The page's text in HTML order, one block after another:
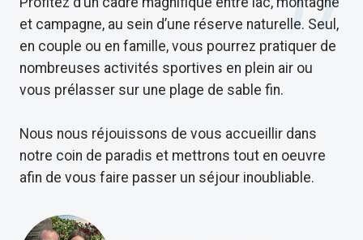
et campagne, au sein d’une réserve naturelle. Seul,
en couple ou en famille, vous pourrez pratiquer de
nombreuses activités sportives en plein air ou
vous prélasser sur une plage de sable fin.
Nous nous réjouissons de vous accueillir dans
notre coin de paradis et mettrons tout en oeuvre
afin de vous faire passer un séjour inoubliable.